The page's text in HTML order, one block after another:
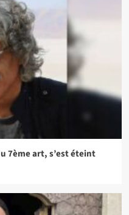
7ème art, s’est éteint